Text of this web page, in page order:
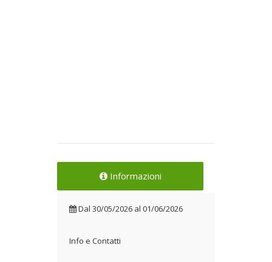
Informazioni
Dal 30/05/2026 al 01/06/2026
Info e Contatti